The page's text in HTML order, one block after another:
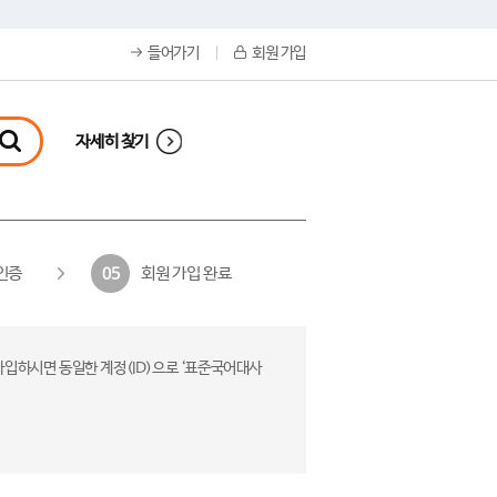
들어가기 회원 가입
자세히 찾기
증 05 회원 가입 완료
하시면 동일한 계정(ID)으로 ‘표준국어대사